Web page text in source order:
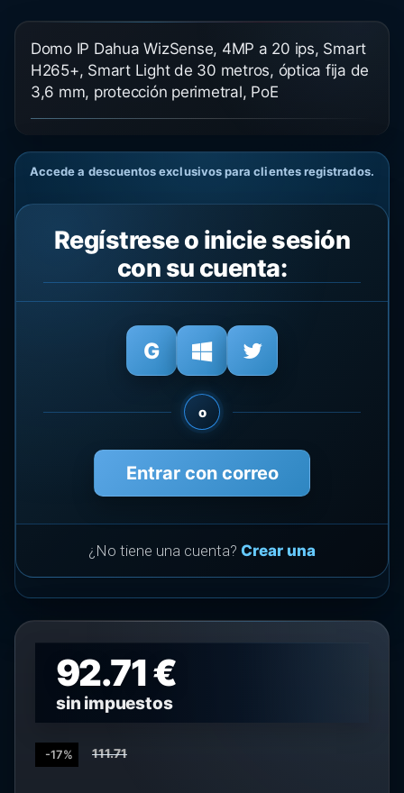
Domo IP Dahua WizSense, 4MP a 20 ips, Smart
H265+, Smart Light de 30 metros, óptica fija de
3,6 mm, protección perimetral, PoE
Accede a descuentos exclusivos para clientes registrados.
Regístrese o inicie sesión
con su cuenta:
o
Entrar con correo
¿No tiene una cuenta? Crear una
92.71 €
sin impuestos
-17% 111.71